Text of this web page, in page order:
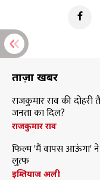
ताज़ा खबरें
राजकुमार राव की
जनता का दिल?
राजकुमार राव
फिल्म 'मैं वापस आऊंगा'
लुत्फ
इम्तियाज अली